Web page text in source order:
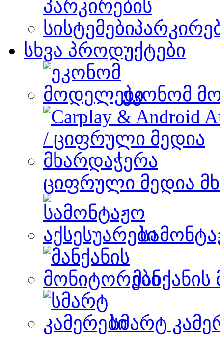
სხვა პროდუქტები
ეკონომ
ციფრული მედია
სმარტ